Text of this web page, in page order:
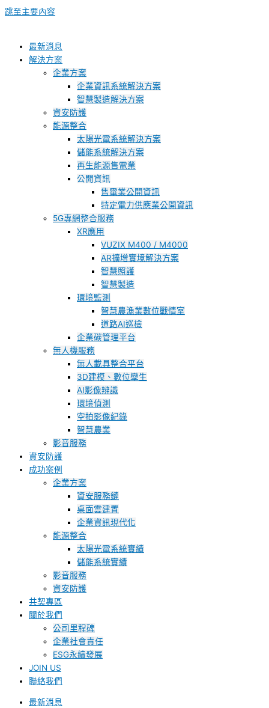
跳至主要內容
最新消息
解決方案
企業方案
企業資訊系統解決方案
智慧製造解決方案
資安防護
能源整合
太陽光電系統解決方案
儲能系統解決方案
再生能源售電業
公開資訊
售電業公開資訊
特定電力供應業公開資訊
5G專網整合服務
XR應用
VUZIX M400 / M4000
AR擴增實境解決方案
智慧照護
智慧製造
環境監測
智慧農漁業數位戰情室
道路AI巡檢
企業碳管理平台
無人機服務
無人載具整合平台
3D建模、數位孿生
AI影像辨識
環境偵測
空拍影像紀錄
智慧農業
影音服務
資安防護
成功案例
企業方案
資安服務鏈
桌面雲建置
企業資訊現代化
能源整合
太陽光電系統實績
儲能系統實績
影音服務
資安防護
共契專區
關於我們
公司里程碑
企業社會責任
ESG永續發展
JOIN US
聯絡我們
最新消息